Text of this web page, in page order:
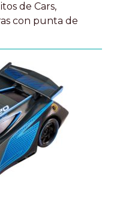
de Cars,
con punta de